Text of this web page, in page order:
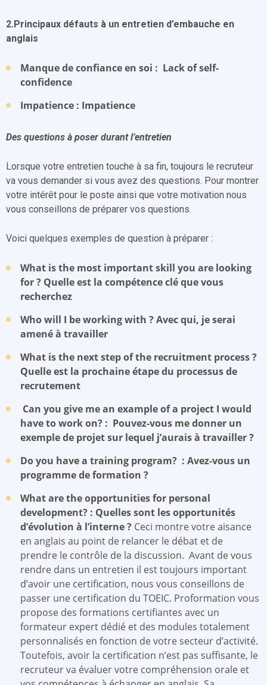
2.Principaux défauts à un entretien d’embauche en
anglais
Manque de confiance en soi : Lack of self-
confidence
Impatience : Impatience
Des questions à poser durant l’entretien
Lorsque votre entretien touche à sa fin, toujours le recruteur
va vous demander si vous avez des questions. Pour montrer
votre intérêt pour le poste ainsi que votre motivation nous
vous conseillons de préparer vos questions.
Voici quelques exemples de question à préparer :
What is the most important skill you are looking
for ? Quelle est la compétence clé que vous
recherchez
Who will I be working with ? Avec qui, je serai
amené à travailler
What is the next step of the recruitment process ?
Quelle est la prochaine étape du processus de
recrutement
Can you give me an example of a project I would
have to work on? : Pouvez-vous me donner un
exemple de projet sur lequel j’aurais à travailler ?
Do you have a training program? : Avez-vous un
programme de formation ?
What are the opportunities for personal
development? : Quelles sont les opportunités
d’évolution à l’interne ? Ceci montre votre aisance
en anglais au point de relancer le débat et de
prendre le contrôle de la discussion. Avant de vous
rendre dans un entretien il est toujours important
d’avoir une certification, nous vous conseillons de
passer une certification du TOEIC. Proformation vous
propose des formations certifiantes avec un
formateur expert dédié et des modules totalement
personnalisés en fonction de votre secteur d’activité.
Toutefois, avoir la certification n’est pas suffisante, le
recruteur va évaluer votre compréhension orale et